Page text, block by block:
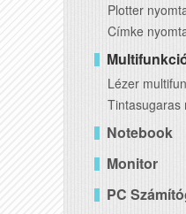
Plotter
Címke
Lézer
Tintasugaras
Notebook
Monitor
PC